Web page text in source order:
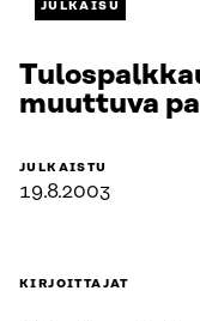
JULKAISU
muuttuva
JULKAISTU
19.8.2003
KIRJOITTAJAT